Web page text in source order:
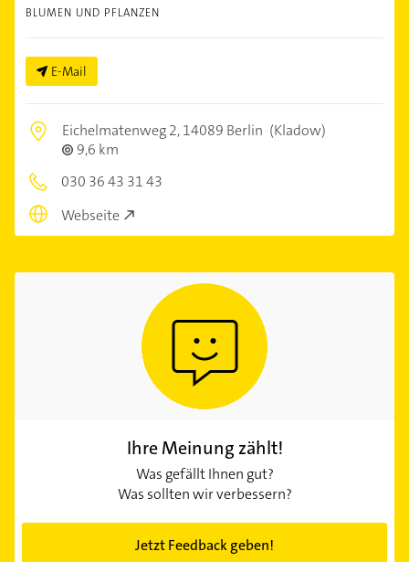
BLUMEN UND PFLANZEN
E-Mail
Eichelmatenweg 2,14089 Berlin (Kladow)
9,6 km
030 36 43 31 43
Webseite
Ihre Meinung zählt!
Was gefällt Ihnen gut?
Was sollten wir verbessern?
Jetzt Feedback geben!